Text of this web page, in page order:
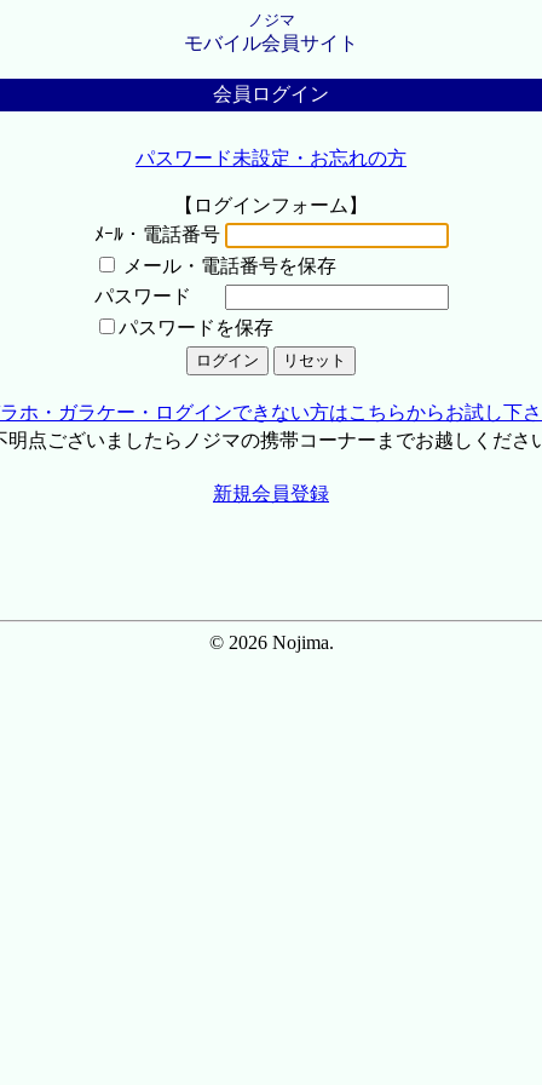
ノジマ
モバイル会員サイト
会員ログイン
パスワード未設定・お忘れの方
【ログインフォーム】
ﾒｰﾙ・電話番号
メール・電話番号を保存
パスワード
パスワードを保存
ホ・ガラケー・ログインできない方はこちらからお試し下
点ございましたらノジマの携帯コーナーまでお越しくださ
新規会員登録
© 2026 Nojima.